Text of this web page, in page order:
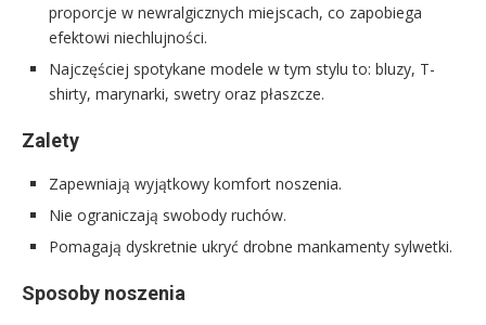
proporcje w newralgicznych miejscach, co zapobiega
efektowi niechlujności.
Najczęściej spotykane modele w tym stylu to: bluzy, T-
shirty, marynarki, swetry oraz płaszcze.
Zalety
Zapewniają wyjątkowy komfort noszenia.
Nie ograniczają swobody ruchów.
Pomagają dyskretnie ukryć drobne mankamenty sylwetki.
Sposoby noszenia